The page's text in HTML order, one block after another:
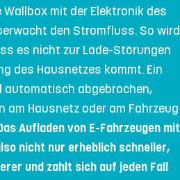
mit der Elektronik des
den Stromfluss. So wird
es nicht zur Lade-Störungen
des Hausnetzes kommt. Ein
automatisch abgebrochen,
am Hausnetz oder am Fahrzeug
Aufladen von E-Fahrzeugen mit
nicht nur erheblich schneller,
und zahlt sich auf jeden Fall